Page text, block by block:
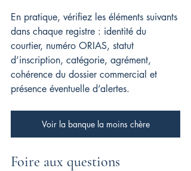
En pratique, vérifiez les éléments suivants
dans chaque registre : identité du
courtier, numéro ORIAS, statut
d’inscription, catégorie, agrément,
cohérence du dossier commercial et
présence éventuelle d’alertes.
Voir la banque la moins chère
Foire aux questions